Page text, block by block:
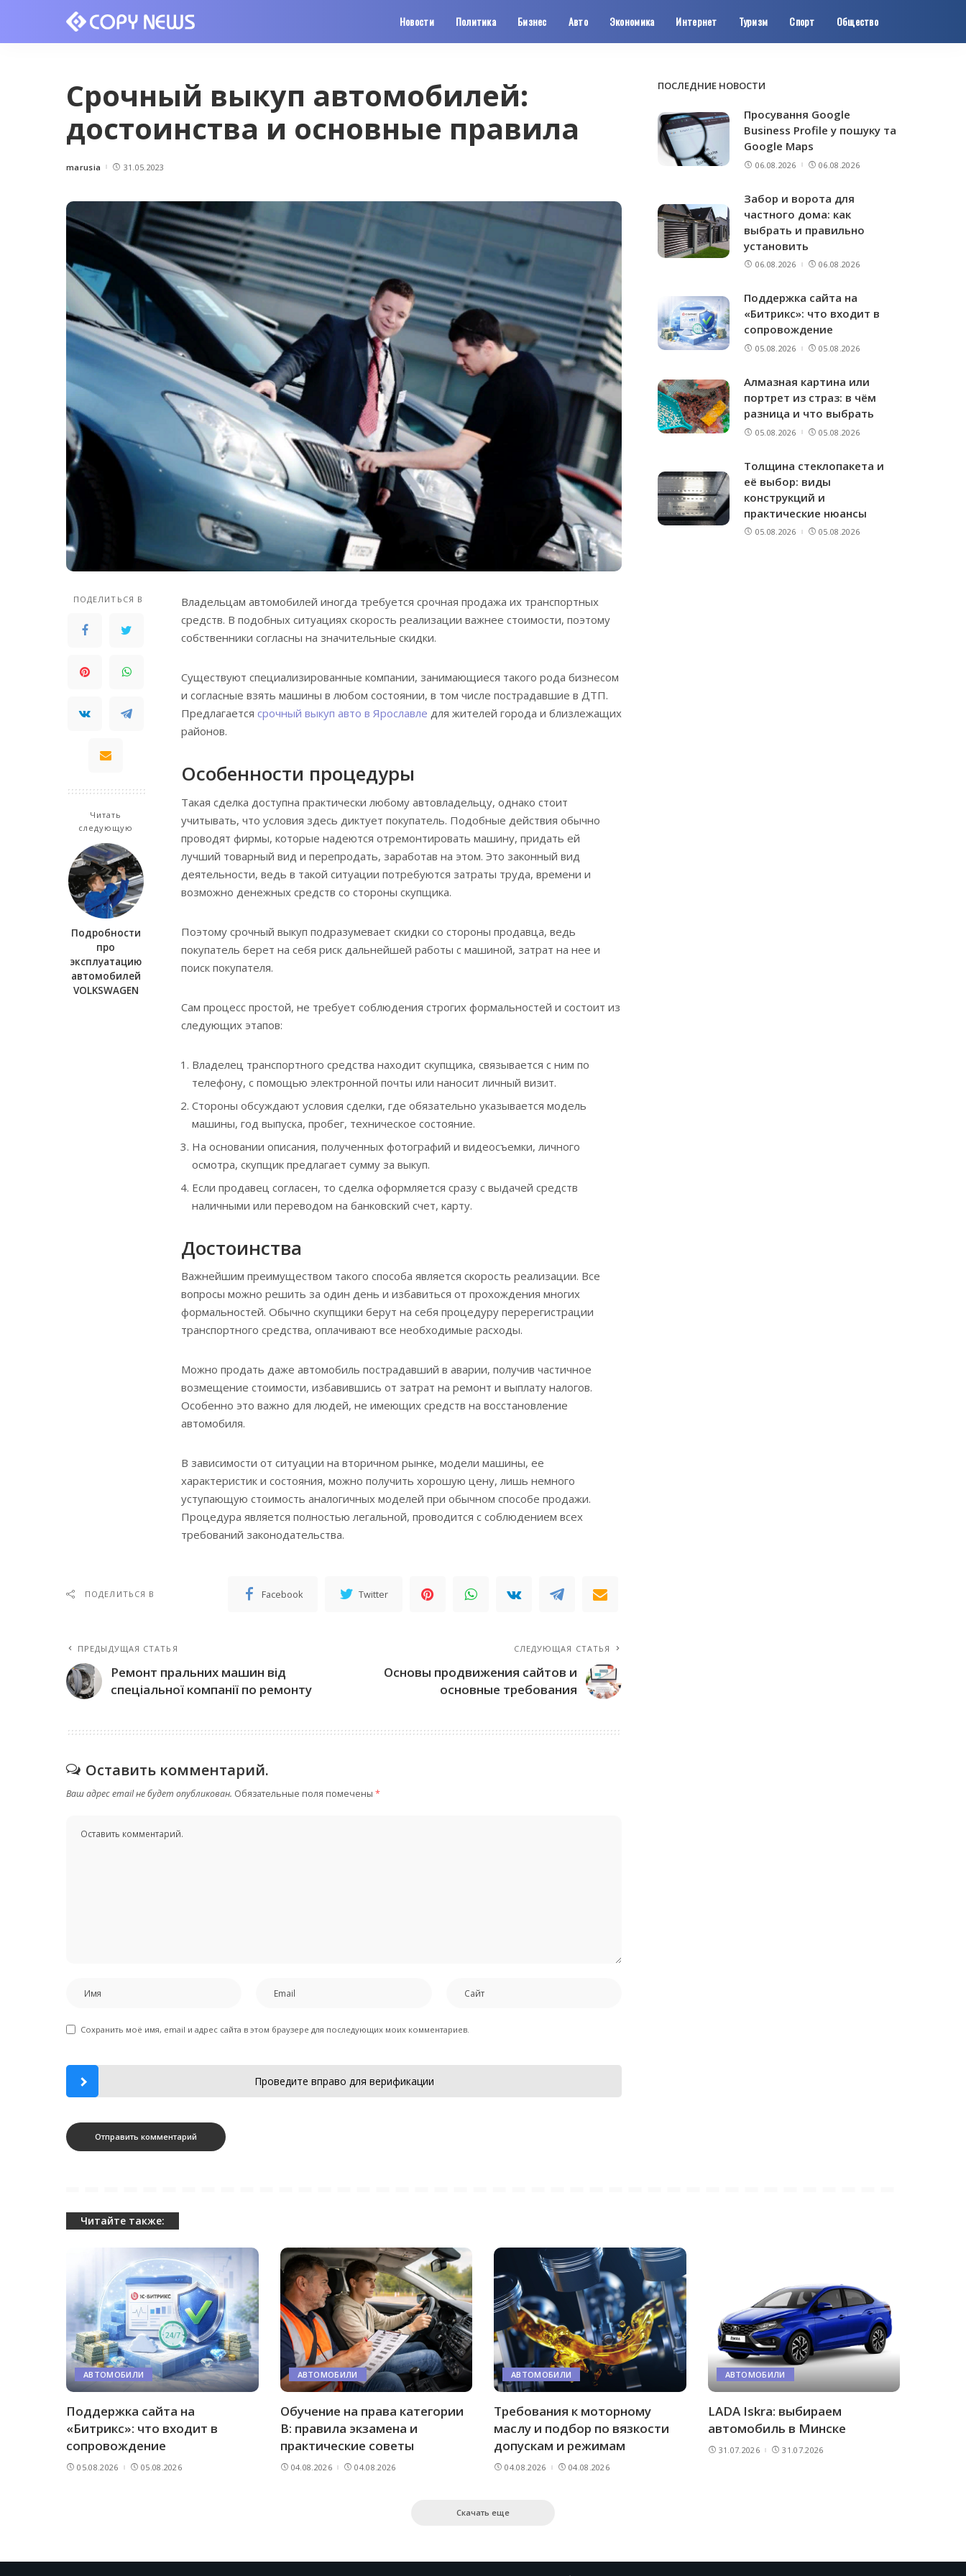
Новости Политика Бизнес Авто Экономика Интернет Туризм Спорт Общество
Срочный выкуп автомобилей:
достоинства и основные правила
Posted
marusia 31.05.2023
ПОДЕЛИТЬСЯ В
Читать
следующую
Подробности
про
эксплуатацию
автомобилей
VOLKSWAGEN
Владельцам автомобилей иногда требуется срочная продажа их транспортных
средств. В подобных ситуациях скорость реализации важнее стоимости, поэтому
собственники согласны на значительные скидки.
Существуют специализированные компании, занимающиеся такого рода бизнесом
и согласные взять машины в любом состоянии, в том числе пострадавшие в ДТП.
Предлагается срочный выкуп авто в Ярославле для жителей города и близлежащих
районов.
Особенности процедуры
Такая сделка доступна практически любому автовладельцу, однако стоит
учитывать, что условия здесь диктует покупатель. Подобные действия обычно
проводят фирмы, которые надеются отремонтировать машину, придать ей
лучший товарный вид и перепродать, заработав на этом. Это законный вид
деятельности, ведь в такой ситуации потребуются затраты труда, времени и
возможно денежных средств со стороны скупщика.
Поэтому срочный выкуп подразумевает скидки со стороны продавца, ведь
покупатель берет на себя риск дальнейшей работы с машиной, затрат на нее и
поиск покупателя.
Сам процесс простой, не требует соблюдения строгих формальностей и состоит из
следующих этапов:
Владелец транспортного средства находит скупщика, связывается с ним по
телефону, с помощью электронной почты или наносит личный визит.
Стороны обсуждают условия сделки, где обязательно указывается модель
машины, год выпуска, пробег, техническое состояние.
На основании описания, полученных фотографий и видеосъемки, личного
осмотра, скупщик предлагает сумму за выкуп.
Если продавец согласен, то сделка оформляется сразу с выдачей средств
наличными или переводом на банковский счет, карту.
Достоинства
Важнейшим преимуществом такого способа является скорость реализации. Все
вопросы можно решить за один день и избавиться от прохождения многих
формальностей. Обычно скупщики берут на себя процедуру перерегистрации
транспортного средства, оплачивают все необходимые расходы.
Можно продать даже автомобиль пострадавший в аварии, получив частичное
возмещение стоимости, избавившись от затрат на ремонт и выплату налогов.
Особенно это важно для людей, не имеющих средств на восстановление
автомобиля.
В зависимости от ситуации на вторичном рынке, модели машины, ее
характеристик и состояния, можно получить хорошую цену, лишь немного
уступающую стоимость аналогичных моделей при обычном способе продажи.
Процедура является полностью легальной, проводится с соблюдением всех
требований законодательства.
ПОДЕЛИТЬСЯ В Facebook Twitter
ПРЕДЫДУЩАЯ СТАТЬЯ
Ремонт пральних машин від
спеціальної компанії по ремонту
СЛЕДУЮЩАЯ СТАТЬЯ
Основы продвижения сайтов и
основные требования
Оставить комментарий.
Ваш адрес email не будет опубликован. Обязательные поля помечены *
Сохранить моё имя, email и адрес сайта в этом браузере для последующих моих комментариев.
Проведите вправо для верификации
ПОСЛЕДНИЕ НОВОСТИ
Просування Google
Business Profile у пошуку та
Google Maps
06.08.2026 06.08.2026
Забор и ворота для
частного дома: как
выбрать и правильно
установить
06.08.2026 06.08.2026
Поддержка сайта на
«Битрикс»: что входит в
сопровождение
05.08.2026 05.08.2026
Алмазная картина или
портрет из страз: в чём
разница и что выбрать
05.08.2026 05.08.2026
Толщина стеклопакета и
её выбор: виды
конструкций и
практические нюансы
05.08.2026 05.08.2026
Читайте также:
АВТОМОБИЛИ
Поддержка сайта на
«Битрикс»: что входит в
сопровождение
05.08.2026 05.08.2026
АВТОМОБИЛИ
Обучение на права категории
B: правила экзамена и
практические советы
04.08.2026 04.08.2026
АВТОМОБИЛИ
Требования к моторному
маслу и подбор по вязкости
допускам и режимам
04.08.2026 04.08.2026
АВТОМОБИЛИ
LADA Iskra: выбираем
автомобиль в Минске
31.07.2026 31.07.2026
Скачать еще